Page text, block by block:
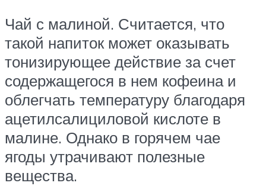
Чай с малиной. Считается, что
такой напиток может оказывать
тонизирующее действие за счет
содержащегося в нем кофеина и
облегчать температуру благодаря
ацетилсалициловой кислоте в
малине. Однако в горячем чае
ягоды утрачивают полезные
вещества.